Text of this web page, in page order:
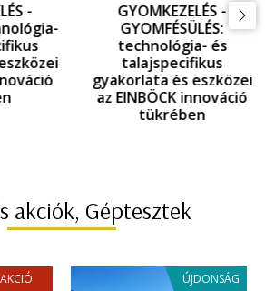
-
GYOMKEZELÉS -
GYOMFÉSÜLÉS:
technológia- és
talajspecifikus
gyakorlata és eszközei
az EINBÖCK innováció
tükrében
akciók, Géptesztek
AKCIÓ ÚJDONSÁG